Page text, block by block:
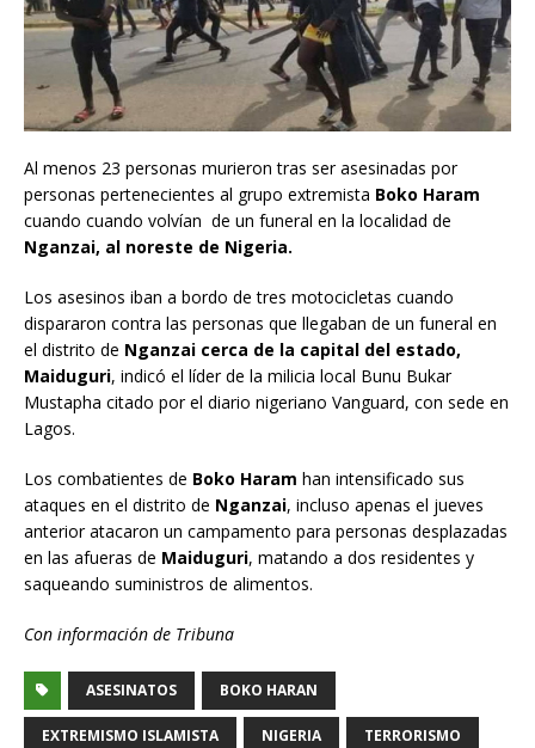
Al menos 23 personas murieron tras ser asesinadas por
personas pertenecientes al grupo extremista Boko Haram
cuando cuando volvían de un funeral en la localidad de
Nganzai, al noreste de Nigeria.
Los asesinos iban a bordo de tres motocicletas cuando
dispararon contra las personas que llegaban de un funeral en
el distrito de Nganzai cerca de la capital del estado,
Maiduguri, indicó el líder de la milicia local Bunu Bukar
Mustapha citado por el diario nigeriano Vanguard, con sede en
Lagos.
Los combatientes de Boko Haram han intensificado sus
ataques en el distrito de Nganzai, incluso apenas el jueves
anterior atacaron un campamento para personas desplazadas
en las afueras de Maiduguri, matando a dos residentes y
saqueando suministros de alimentos.
Con información de Tribuna
ASESINATOS BOKO HARAN
EXTREMISMO ISLAMISTA NIGERIA TERRORISMO